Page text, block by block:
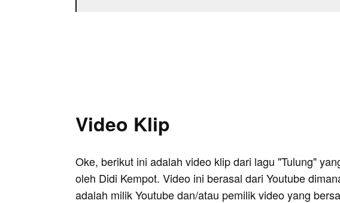
Video Klip
Oke, berikut ini adalah video klip dari lagu "Tulung"
oleh Didi Kempot. Video ini berasal dari Youtube
adalah milik Youtube dan/atau pemilik video yang